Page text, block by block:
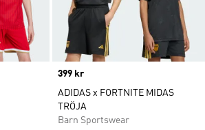
Price
399 kr
ADIDAS x FORTNITE MIDAS
TRÖJA
Barn Sportswear